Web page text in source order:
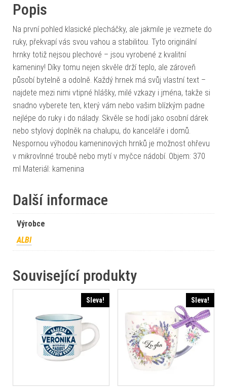
Popis
Na první pohled klasické plecháčky, ale jakmile je vezmete do
ruky, překvapí vás svou vahou a stabilitou. Tyto originální
hrnky totiž nejsou plechové – jsou vyrobené z kvalitní
kameniny! Díky tomu nejen skvěle drží teplo, ale zároveň
působí bytelně a odolně. Každý hrnek má svůj vlastní text –
najdete mezi nimi vtipné hlášky, milé vzkazy i jména, takže si
snadno vyberete ten, který vám nebo vašim blízkým padne
nejlépe do ruky i do nálady. Skvěle se hodí jako osobní dárek
nebo stylový doplněk na chalupu, do kanceláře i domů.
Nespornou výhodou kameninových hrnků je možnost ohřevu
v mikrovlnné troubě nebo mytí v myčce nádobí. Objem: 370
ml Materiál: kamenina
Další informace
Výrobce
ALBI
Související produkty
Sleva! Sleva!